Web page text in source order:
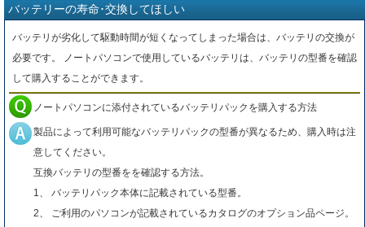
バッテリーの寿命･交換してほしい
バッテリが劣化して駆動時間が短くなってしまった場合は、バッテリの交換が
必要です。 ノートパソコンで使用しているバッテリは、バッテリの型番を確認
して購入することができます。
ノートパソコンに添付されているバッテリパックを購入する方法
製品によって利用可能なバッテリパックの型番が異なるため、購入時は注
意してください。
互換バッテリの型番をを確認する方法。
1、 バッテリパック本体に記載されている型番。
2、 ご利用のパソコンが記載されているカタログのオプション品ページ。